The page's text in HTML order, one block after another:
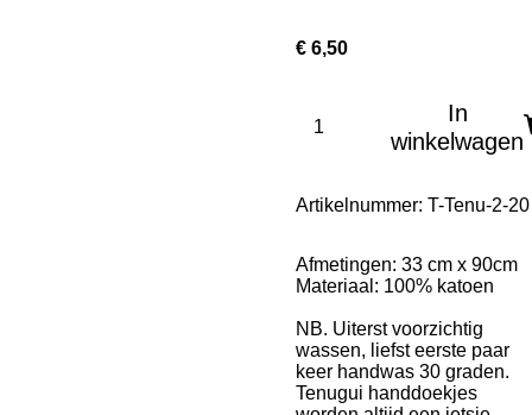
€ 6,50
In
winkelwagen
Artikelnummer: T-Tenu-2-20
Afmetingen: 33 cm x 90cm
Materiaal: 100% katoen
NB. Uiterst voorzichtig
wassen, liefst eerste paar
keer handwas 30 graden.
Tenugui handdoekjes